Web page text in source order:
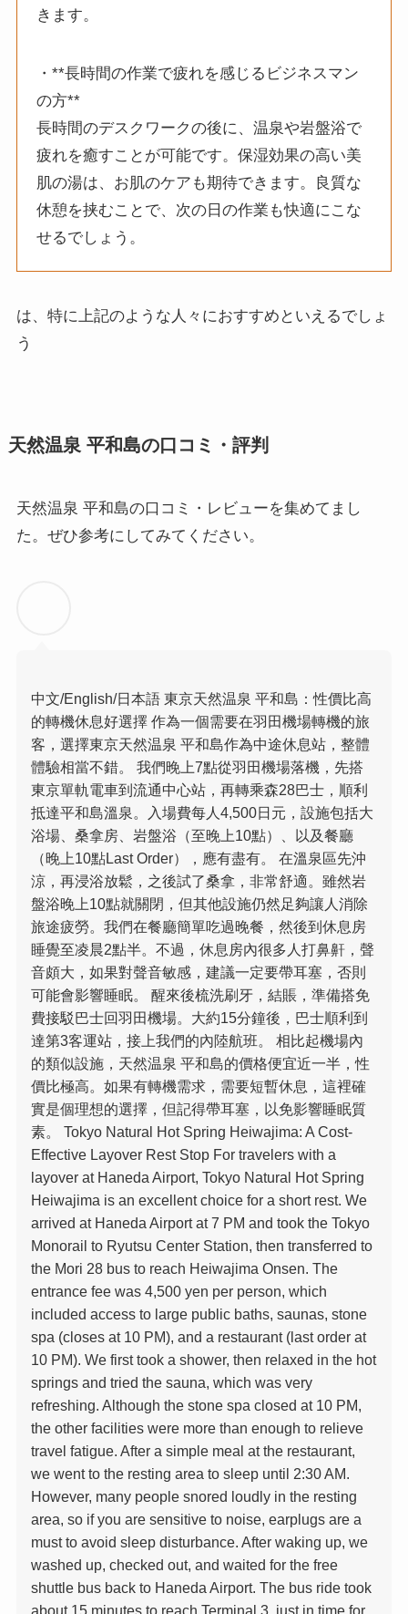
きます。
・**長時間の作業で疲れを感じるビジネスマン
の方**
長時間のデスクワークの後に、温泉や岩盤浴で
疲れを癒すことが可能です。保湿効果の高い美
肌の湯は、お肌のケアも期待できます。良質な
休憩を挟むことで、次の日の作業も快適にこな
せるでしょう。
は、特に上記のような人々におすすめといえるでしょ
う
天然温泉 平和島の口コミ・評判
天然温泉 平和島の口コミ・レビューを集めてまし
た。ぜひ参考にしてみてください。
中文/English/日本語 東京天然温泉 平和島：性價比高
的轉機休息好選擇 作為一個需要在羽田機場轉機的旅
客，選擇東京天然温泉 平和島作為中途休息站，整體
體驗相當不錯。 我們晚上7點從羽田機場落機，先搭
東京單軌電車到流通中心站，再轉乘森28巴士，順利
抵達平和島溫泉。入場費每人4,500日元，設施包括大
浴場、桑拿房、岩盤浴（至晚上10點）、以及餐廳
（晚上10點Last Order），應有盡有。 在溫泉區先沖
涼，再浸浴放鬆，之後試了桑拿，非常舒適。雖然岩
盤浴晚上10點就關閉，但其他設施仍然足夠讓人消除
旅途疲勞。我們在餐廳簡單吃過晚餐，然後到休息房
睡覺至凌晨2點半。不過，休息房內很多人打鼻鼾，聲
音頗大，如果對聲音敏感，建議一定要帶耳塞，否則
可能會影響睡眠。 醒來後梳洗刷牙，結賬，準備搭免
費接駁巴士回羽田機場。大約15分鐘後，巴士順利到
達第3客運站，接上我們的內陸航班。 相比起機場內
的類似設施，天然温泉 平和島的價格便宜近一半，性
價比極高。如果有轉機需求，需要短暫休息，這裡確
實是個理想的選擇，但記得帶耳塞，以免影響睡眠質
素。 Tokyo Natural Hot Spring Heiwajima: A Cost-
Effective Layover Rest Stop For travelers with a
layover at Haneda Airport, Tokyo Natural Hot Spring
Heiwajima is an excellent choice for a short rest. We
arrived at Haneda Airport at 7 PM and took the Tokyo
Monorail to Ryutsu Center Station, then transferred to
the Mori 28 bus to reach Heiwajima Onsen. The
entrance fee was 4,500 yen per person, which
included access to large public baths, saunas, stone
spa (closes at 10 PM), and a restaurant (last order at
10 PM). We first took a shower, then relaxed in the hot
springs and tried the sauna, which was very
refreshing. Although the stone spa closed at 10 PM,
the other facilities were more than enough to relieve
travel fatigue. After a simple meal at the restaurant,
we went to the resting area to sleep until 2:30 AM.
However, many people snored loudly in the resting
area, so if you are sensitive to noise, earplugs are a
must to avoid sleep disturbance. After waking up, we
washed up, checked out, and waited for the free
shuttle bus back to Haneda Airport. The bus ride took
about 15 minutes to reach Terminal 3, just in time for